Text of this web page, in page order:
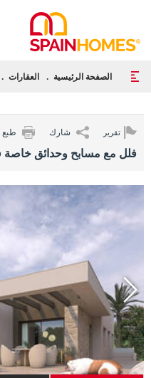
الصفحة الرئيسية العقارات
تقرير شارك طبع
فلل مع مسابح وحدائق خاصة